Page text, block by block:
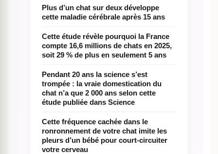
Plus d’un chat sur deux développe
cette maladie cérébrale après 15 ans
Cette étude révèle pourquoi la France
compte 16,6 millions de chats en 2025,
soit 29 % de plus en seulement 5 ans
Pendant 20 ans la science s’est
trompée : la vraie domestication du
chat n’a que 2 000 ans selon cette
étude publiée dans Science
Cette fréquence cachée dans le
ronronnement de votre chat imite les
pleurs d’un bébé pour court-circuiter
votre cerveau